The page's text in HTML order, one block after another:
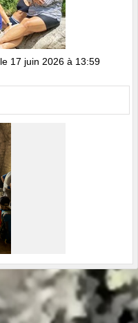
le 17 juin 2026 à 13:59